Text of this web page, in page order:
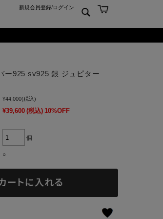
新規会員登録/ログイン
ー925 sv925 銀 ジュピター
¥44,000(税込)
¥39,600 (税込) 10%OFF
個
○